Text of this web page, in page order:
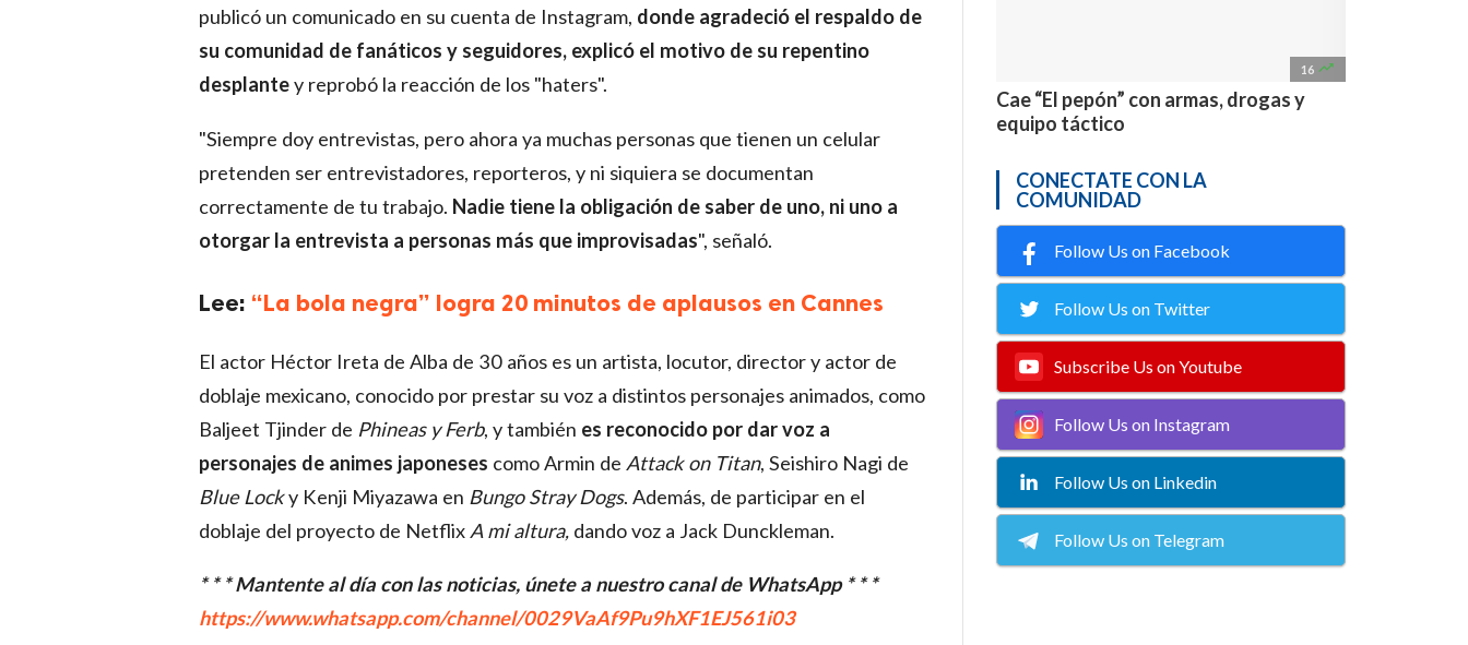
publicó un comunicado en su cuenta de Instagram, donde agradeció el respaldo de
su comunidad de fanáticos y seguidores, explicó el motivo de su repentino
desplantey reprobó la reacción de los "haters".
"Siempre doy entrevistas, pero ahora ya muchas personas que tienen un celular
pretenden ser entrevistadores, reporteros, y ni siquiera se documentan
correctamente de tu trabajo. Nadie tiene la obligación de saber de uno, ni uno a
otorgar la entrevista a personas más que improvisadas", señaló.
Lee: “La bola negra” logra 20 minutos de aplausos en Cannes
El actor Héctor Ireta de Alba de 30 años es un artista, locutor, director y actor de
doblaje mexicano, conocido por prestar su voz a distintos personajes animados, como
Baljeet Tjinder de Phineas y Ferb, y también es reconocido por dar voz a
personajes de animes japoneses como Armin de Attack on Titan, Seishiro Nagi de
Blue Locky Kenji Miyazawa en Bungo Stray Dogs. Además, de participar en el
doblaje del proyecto de Netflix A mi altura, dando voz a Jack Dunckleman.
* * * Mantente al día con las noticias, únete a nuestro canal de WhatsApp * * *
https://www.whatsapp.com/channel/0029VaAf9Pu9hXF1EJ561i03
16 
Cae “El pepón” con armas, drogas y
equipo táctico
CONECTATE CON LA
COMUNIDAD
Follow Us on Facebook
Follow Us on Twitter
Subscribe Us on Youtube
Follow Us on Instagram
Follow Us on Linkedin
Follow Us on Telegram